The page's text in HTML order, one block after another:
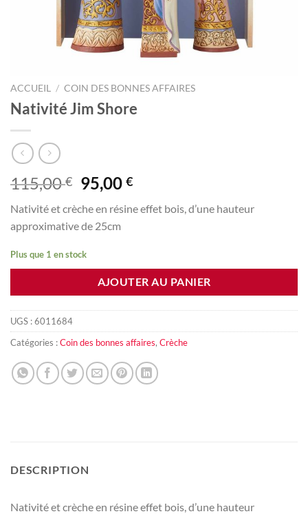
ACCUEIL / COIN DES BONNES AFFAIRES
Nativité Jim Shore
115,00€ Le
prix
initial
était :
115,00 €.
95,00€Le
actuel
Nativité et crèche en résine effet bois, d’une hauteur
approximative de 25cm
Plus que 1 en stock
AJOUTER AU PANIER
UGS :6011684
Catégories :Coin des bonnes affaires, Crèche
DESCRIPTION
Nativité et crèche en résine effet bois, d’une hauteur